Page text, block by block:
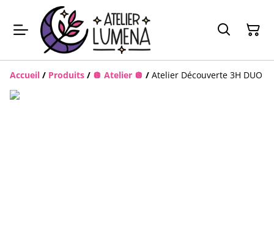
Accueil / Produits / 🪩 Atelier 🪩 / Atelier Découverte 3H DUO